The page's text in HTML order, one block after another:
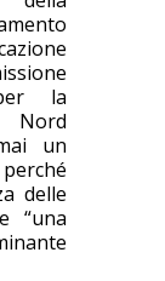
la
Nord
un
delle
“una